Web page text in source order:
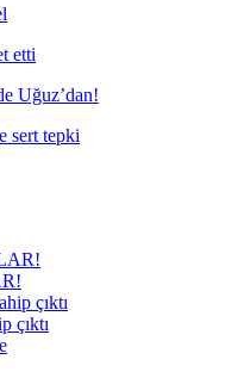
etti
Uğuz’dan!
sert tepki
çıktı